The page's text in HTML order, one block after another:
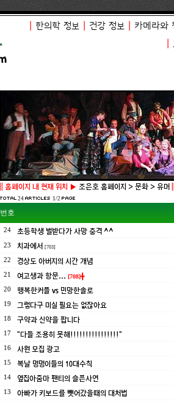
한의학 정보 건강 정보 카메라와
홈페이지 내 현재 위치 ▶ 조은호 홈페이지 > 문화 > 유머
24 1/2
번호
24 초등학생 벌받다가 사망 충격 ^^
23 치과에서 [703]
22 경상도 아버지의 시간 개념
21 여고생과 항문... [708]╋
20 행복한커플 vs 민망한솔로
19 그렇다구 미실 필요는 없잖아요
18 구약과 신약을 팝니다
17 "다들 조용히 못해!!!!!!!!!!!!!!!!"
16 사원 모집 광고
15 복날 멍멍이들의 10대수칙
14 옆집아줌마 팬티의 슬픈사연
13 아빠가 키보드를 뺏어갔을때의 대처법